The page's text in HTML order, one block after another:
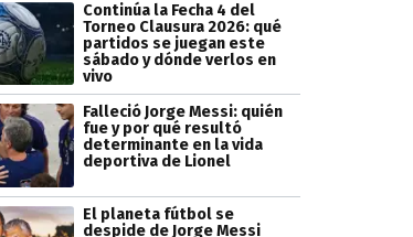
Continúa la Fecha 4 del
Torneo Clausura 2026: qué
partidos se juegan este
sábado y dónde verlos en
vivo
Falleció Jorge Messi: quién
fue y por qué resultó
determinante en la vida
deportiva de Lionel
El planeta fútbol se
despide de Jorge Messi